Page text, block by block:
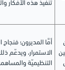
تنفيذ هذه الأفكار
أمَّا المديرون؛
الاستمرار، ويدعّم
التنظيميّة